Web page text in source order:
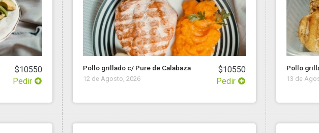
$10550
Pedir
Pollo grillado c/ Pure de Calabaza $10550
12 de Agosto, 2026 Pedir
Pollo
13 de